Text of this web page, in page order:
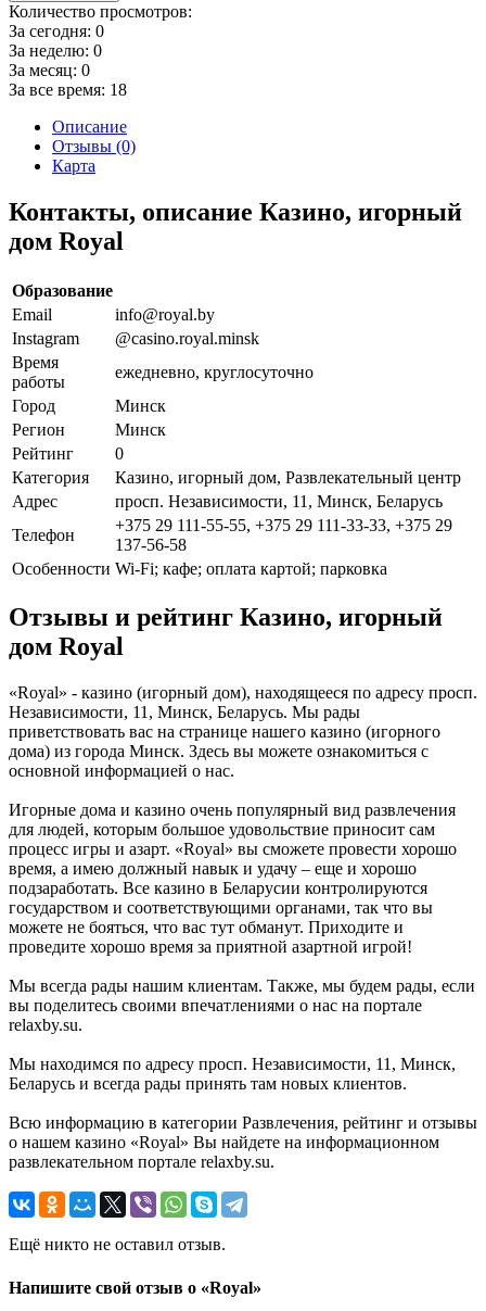
Количество просмотров:
За сегодня: 0
За неделю: 0
За месяц: 0
За все время: 18
Описание
Отзывы (0)
Карта
Контакты, описание Казино, игорный
дом Royal
Образование
Email
info@royal.by
Instagram
@casino.royal.minsk
Время
работы
ежедневно, круглосуточно
Город
Минск
Регион
Минск
Рейтинг
0
Категория
Казино, игорный дом, Развлекательный центр
Адрес
просп. Независимости, 11, Минск, Беларусь
Телефон
+375 29 111-55-55, +375 29 111-33-33, +375 29
137-56-58
Особенности Wi-Fi; кафе; оплата картой; парковка
Отзывы и рейтинг Казино, игорный
дом Royal
«Royal» - казино (игорный дом), находящееся по адресу просп.
Независимости, 11, Минск, Беларусь. Мы рады
приветствовать вас на странице нашего казино (игорного
дома) из города Минск. Здесь вы можете ознакомиться с
основной информацией о нас.
Игорные дома и казино очень популярный вид развлечения
для людей, которым большое удовольствие приносит сам
процесс игры и азарт. «Royal» вы сможете провести хорошо
время, а имею должный навык и удачу – еще и хорошо
подзаработать. Все казино в Беларусии контролируются
государством и соответствующими органами, так что вы
можете не бояться, что вас тут обманут. Приходите и
проведите хорошо время за приятной азартной игрой!
Мы всегда рады нашим клиентам. Также, мы будем рады, если
вы поделитесь своими впечатлениями о нас на портале
relaxby.su.
Мы находимся по адресу просп. Независимости, 11, Минск,
Беларусь и всегда рады принять там новых клиентов.
Всю информацию в категории Развлечения, рейтинг и отзывы
о нашем казино «Royal» Вы найдете на информационном
развлекательном портале relaxby.su.
Ещё никто не оставил отзыв.
Напишите свой отзыв о «Royal»